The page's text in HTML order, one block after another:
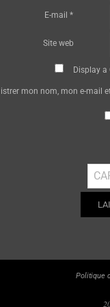
E-mail *
Site web
Display a
mon nom, mon e-mail
Politique